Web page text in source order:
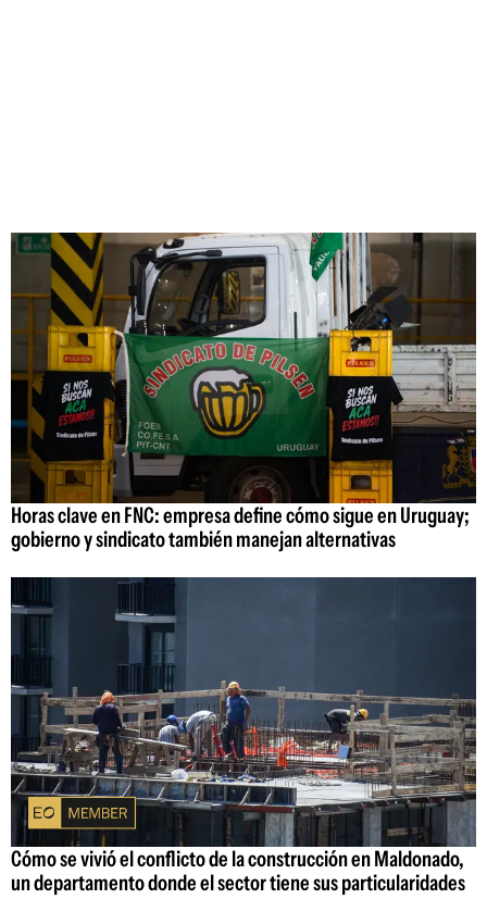
Horas clave en FNC: empresa define cómo sigue en Uruguay;
gobierno y sindicato también manejan alternativas
Cómo se vivió el conflicto de la construcción en Maldonado,
un departamento donde el sector tiene sus particularidades